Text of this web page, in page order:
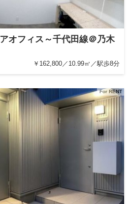
オフィス～千代田線＠乃木
￥162,800／10.99㎡／駅歩8分
For RENT